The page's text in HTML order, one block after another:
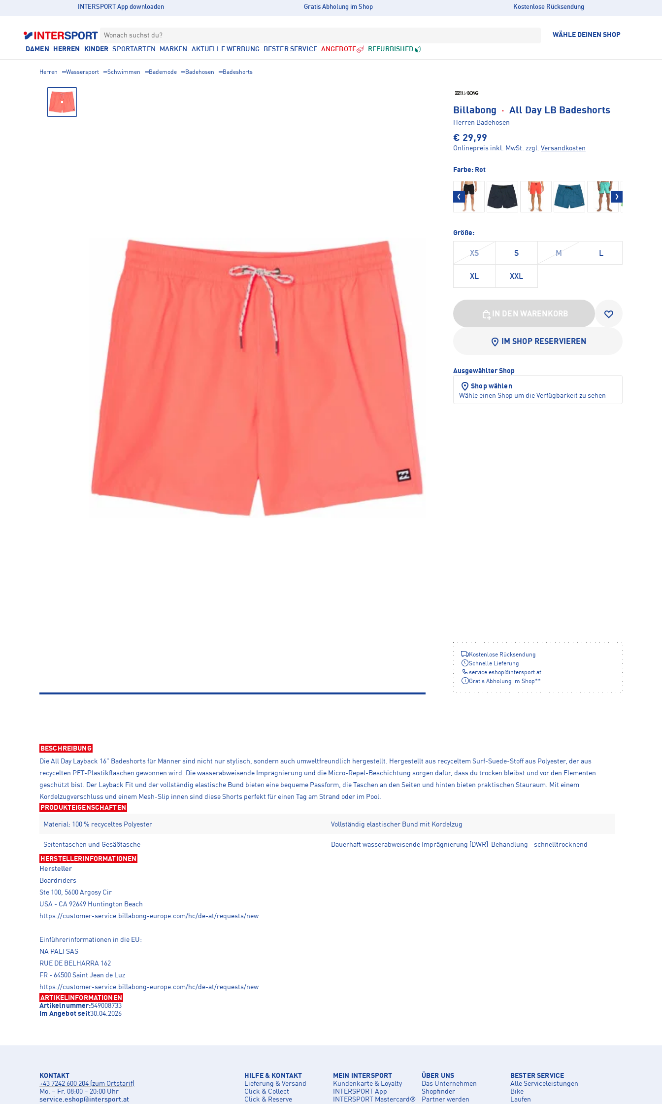
INTERSPORT App downloaden Gratis Abholung im Shop Kostenlose Rücksendung
Wonach suchst du? WÄHLE DEINEN SHOP
DAMEN HERREN KINDER SPORTARTEN MARKEN AKTUELLE WERBUNG BESTER SERVICE ANGEBOTE REFURBISHED
Herren Wassersport Schwimmen Bademode Badehosen Badeshorts
Billabong · All Day LB Badeshorts
Herren Badehosen
€ 29,99
Onlinepreis inkl. MwSt. zzgl. Versandkosten
Farbe: Rot
Größe:
XS S M L
XL XXL
IN DEN WARENKORB
IM SHOP RESERVIEREN
Ausgewählter Shop
Shop wählen
Wähle einen Shop um die Verfügbarkeit zu sehen
Kostenlose Rücksendung
Schnelle Lieferung
service.eshop@ intersport.at
Gratis Abholung im Shop**
BESCHREIBUNG
Die All Day Layback 16" Badeshorts für Männer sind nicht nur stylisch, sondern auch umweltfreundlich hergestellt. Hergestellt aus recyceltem Surf-Suede-Stoff aus Polyester, der aus
recycelten PET-Plastikflaschen gewonnen wird. Die wasserabweisende Imprägnierung und die Micro-Repel-Beschichtung sorgen dafür, dass du trocken bleibst und vor den Elementen
geschützt bist. Der Layback Fit und der vollständig elastische Bund bieten eine bequeme Passform, die Taschen an den Seiten und hinten bieten praktischen Stauraum. Mit einem
Kordelzugverschluss und einem Mesh-Slip innen sind diese Shorts perfekt für einen Tag am Strand oder im Pool.
PRODUKTEIGENSCHAFTEN
Material: 100 % recyceltes Polyester Vollständig elastischer Bund mit Kordelzug
Seitentaschen und Gesäßtasche Dauerhaft wasserabweisende Imprägnierung [DWR]-Behandlung - schnelltrocknend
HERSTELLERINFORMATIONEN
Hersteller
Boardriders
Ste 100, 5600 Argosy Cir
USA - CA 92649 Huntington Beach
https://customer-service.billabong-europe.com/hc/de-at/requests/new
Einführerinformationen in die EU:
NA PALI SAS
RUE DE BELHARRA 162
FR - 64500 Saint Jean de Luz
https://customer-service.billabong-europe.com/hc/de-at/requests/new
ARTIKELINFORMATIONEN
Artikelnummer:549008733
Im Angebot seit30.04.2026
KONTAKT
+43 7242 600 204 (zum Ortstarif)
Mo. – Fr. 08:00 – 20:00 Uhr
service.eshop@intersport.at
HILFE & KONTAKT
Lieferung & Versand
Click & Collect
Click & Reserve
MEIN INTERSPORT
Kundenkarte & Loyalty
INTERSPORT App
INTERSPORT Mastercard®
ÜBER UNS
Das Unternehmen
Shopfinder
Partner werden
BESTER SERVICE
Alle Serviceleistungen
Bike
Laufen